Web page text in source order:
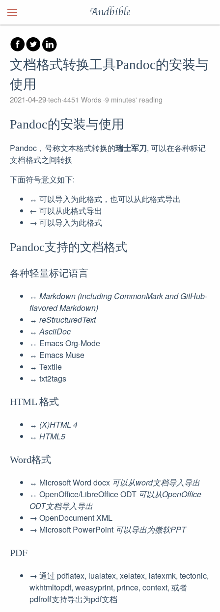
Andbible
文档格式转换工具Pandoc的安装与
使用
2021-04-29 tech 4451 Words 9 minutes' reading
Pandoc的安装与使用
Pandoc，号称文本格式转换的瑞士军刀, 可以在各种标记
文档格式之间转换
下面符号意义如下:
↔︎ 可以导入为此格式，也可以从此格式导出
← 可以从此格式导出
→ 可以导入为此格式
Pandoc支持的文档格式
各种轻量标记语言
↔︎ Markdown (including CommonMark and GitHub-
flavored Markdown)
↔︎ reStructuredText
↔︎AsciiDoc
↔︎ Emacs Org-Mode
↔︎ Emacs Muse
↔︎ Textile
↔︎ txt2tags
HTML 格式
↔︎ (X)HTML 4
↔︎ HTML5
Word格式
↔︎ Microsoft Word docx 可以从word文档导入导出
↔︎ OpenOffice/LibreOffice ODT 可以从OpenOffice
ODT文档导入导出
→ OpenDocument XML
→ Microsoft PowerPoint 可以导出为微软PPT
PDF
→ 通过 pdflatex, lualatex, xelatex, latexmk, tectonic,
wkhtmltopdf, weasyprint, prince, context, 或者
pdfroff支持导出为pdf文档